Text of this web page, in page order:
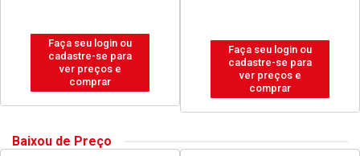
Faça seu login ou
cadastre-se para
ver preços e
comprar
Faça seu login ou
cadastre-se para
ver preços e
comprar
Baixou de Preço